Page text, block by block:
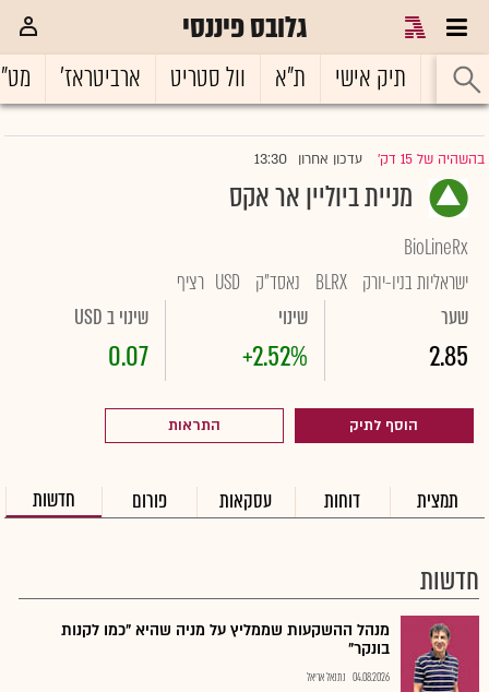
גלובס פיננסי
ראשי תיק אישי ת"א וול סטריט ארביטראז'
בהשהיה של 15 דק' |עדכון אחרון 13:30
מניית ביוליין אר אקס
BioLineRx
ישראליות בניו-יורק BLRX נאסד"ק USD רציף
שער
2.85
שינוי
+2.52%
שינוי ב USD
0.07
הוסף לתיק התראות
תמצית דוחות עסקאות פורום חדשות
חדשות
מנהל ההשקעות שממליץ על מניה שהיא "כמו לקנות
בונקר"
04.08.2026 נתנאל אריאל